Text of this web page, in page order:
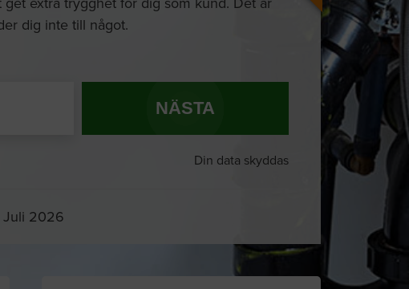
dig inte till något.
NÄSTA
Din data skyddas
Juli 2026